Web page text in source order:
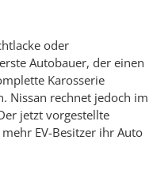
oder
Autobauer, der einen
Karosserie
Nissan rechnet jedoch im
jetzt vorgestellte
EV-Besitzer ihr Auto